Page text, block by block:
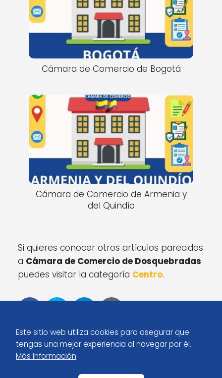
Cámara de Comercio de Bogotá
Cámara de Comercio de Armenia y
del Quindío
Si quieres conocer otros artículos parecidos
a Cámara de Comercio de Dosquebradas
puedes visitar la categoría Centro.
Cámara de Comercio de Dosquebradas
Este sitio web utiliza cookies para asegurar que
tengas una mejor experiencia al navegar por él.
Más Información